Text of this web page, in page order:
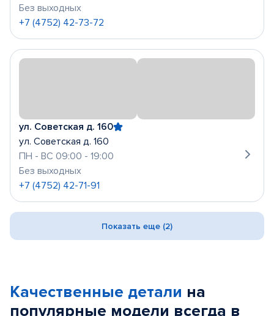
Без выходных
+7 (4752) 42-73-72
ул. Советская д. 160
ул. Советская д. 160
ПН - ВС 09:00 - 19:00
Без выходных
+7 (4752) 42-71-91
Показать еще (2)
Качественные детали на
популярные модели всегда в